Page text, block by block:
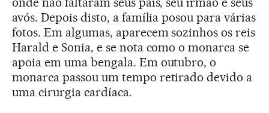
avós. Depois disto, a família posou para várias
fotos. Em algumas, aparecem sozinhos os reis
Harald e Sonia, e se nota como o monarca se
apoia em uma bengala. Em outubro, o
monarca passou um tempo retirado devido a
uma cirurgia cardíaca.